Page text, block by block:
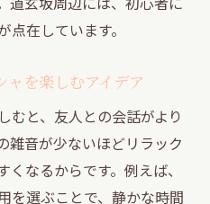
在しています。
を楽しむアイデア
むと、友人との会話がより
雑音が少ないほどリラック
なるからです。例えば、
を選ぶことで、静かな時間